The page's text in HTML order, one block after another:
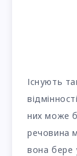
Існують
них може
речовина
вона бере